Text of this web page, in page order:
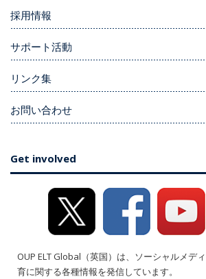
採用情報
サポート活動
リンク集
お問い合わせ
Get involved
OUP ELT Global（英国）は、ソーシャルメデ
育に関する各種情報を発信しています。